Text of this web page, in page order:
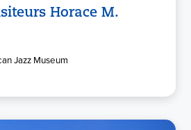
Horace M.
Jazz Museum